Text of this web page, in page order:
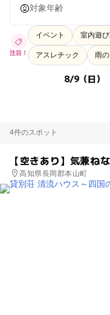
対象年齢
注目！
イベント 室内遊
アスレチック 雨
4件のスポット
【空きあり】気兼ね
高知県長岡郡本山町